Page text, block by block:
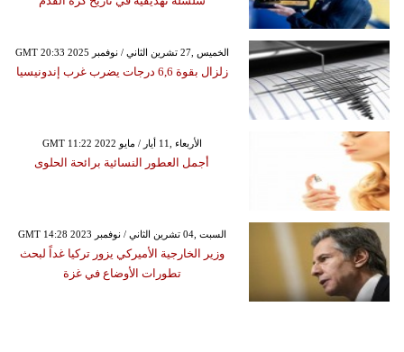
GMT 20:33 2025 الخميس ,27 تشرين الثاني / نوفمبر
زلزال بقوة 6,6 درجات يضرب غرب إندونيسيا
GMT 11:22 2022 الأربعاء ,11 أيار / مايو
أجمل العطور النسائية برائحة الحلوى
GMT 14:28 2023 السبت ,04 تشرين الثاني / نوفمبر
وزير الخارجية الأميركي يزور تركيا غداً لبحث
تطورات الأوضاع في غزة